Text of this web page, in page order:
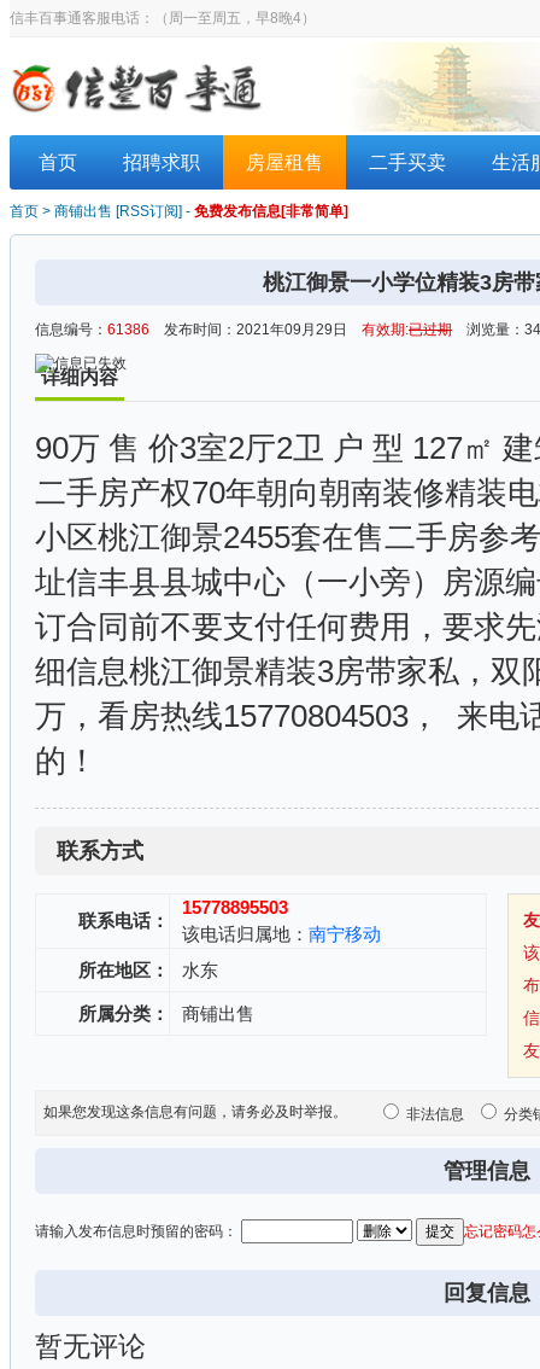
信丰百事通客服电话： （周一至周五，早8晚4）
首页 招聘求职 房屋租售 二手买卖 生活
首页 > 商铺出售 [RSS订阅] - 免费发布信息[非常简单]
桃江御景一小学位精装3房
信息编号： 61386 发布时间：2021年09月29日 有效期:已过期 浏览量：
详细内容
90万 售 价3室2厅2卫 户 型 127㎡
二手房产权70年朝向朝南装修精
小区桃江御景2455套在售二手房参
址信丰县县城中心（一小旁）房源
订合同前不要支付任何费用，要求
细信息桃江御景精装3房带家私，双
万，看房热线15770804503， 来电
的！
联系方式
联系电话：
15778895503
该电话归属地： 南宁移动
所在地区：
水东
所属分类： 商铺出售
如果您发现这条信息有问题，请务必及时举报。 非法信息 分
管理信息
请输入发布信息时预留的密码： 忘记密码怎
回复信息
暂无评论